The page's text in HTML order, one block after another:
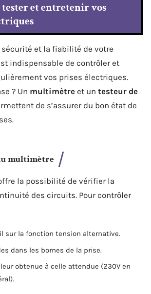
et entretenir vos
sécurité et la fiabilité de votre
indispensable de contrôler et
vos prises électriques.
? Un multimètre et un testeur de
de s’assurer du bon état de
multimètre
la possibilité de vérifier la
des circuits. Pour contrôler
sur la fonction tension alternative.
dans les bornes de la prise.
obtenue à celle attendue (230V en